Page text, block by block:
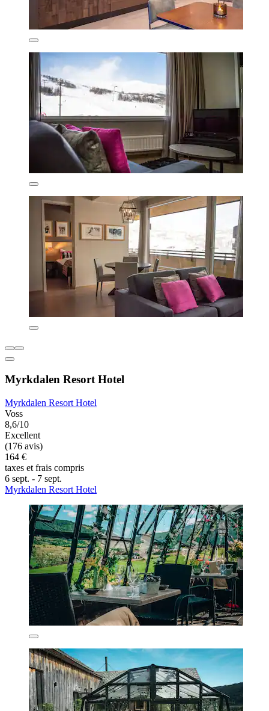
Myrkdalen Resort Hotel
Myrkdalen Resort Hotel
Voss
8,6/10
Excellent
(176 avis)
164 €
taxes et frais compris
6 sept. - 7 sept.
Myrkdalen Resort Hotel